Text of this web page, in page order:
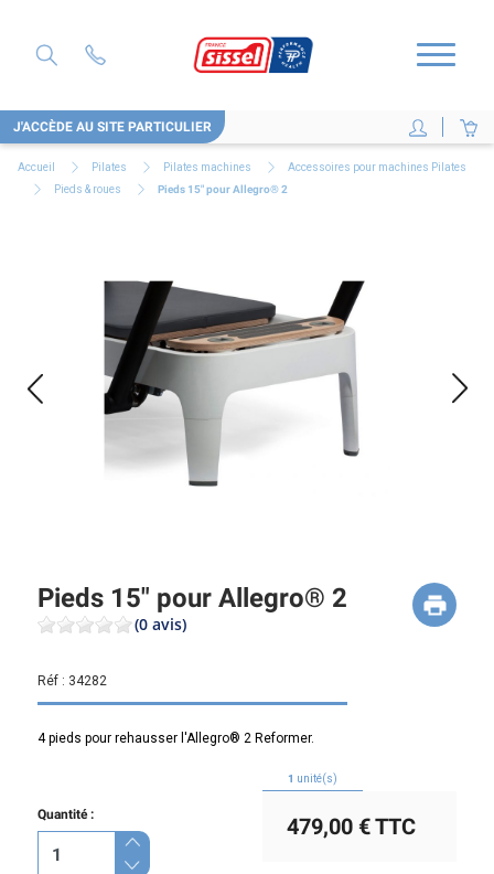
J'ACCÈDE AU SITE PARTICULIER
Accueil Pilates Pilates machines
Accessoires pour machines Pilates
Pieds & roues
Pieds 15" pour Allegro® 2
Pieds 15" pour Allegro® 2
(0 avis)
Réf : 34282
4 pieds pour rehausser l'Allegro® 2 Reformer.
Quantité :
1 unité(s)
479,00 €TTC